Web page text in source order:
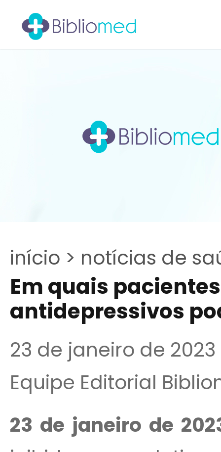
início > notícias de
Em quais
antidepressivos
23 de janeiro de 2023
Equipe Editorial
23 de janeiro de